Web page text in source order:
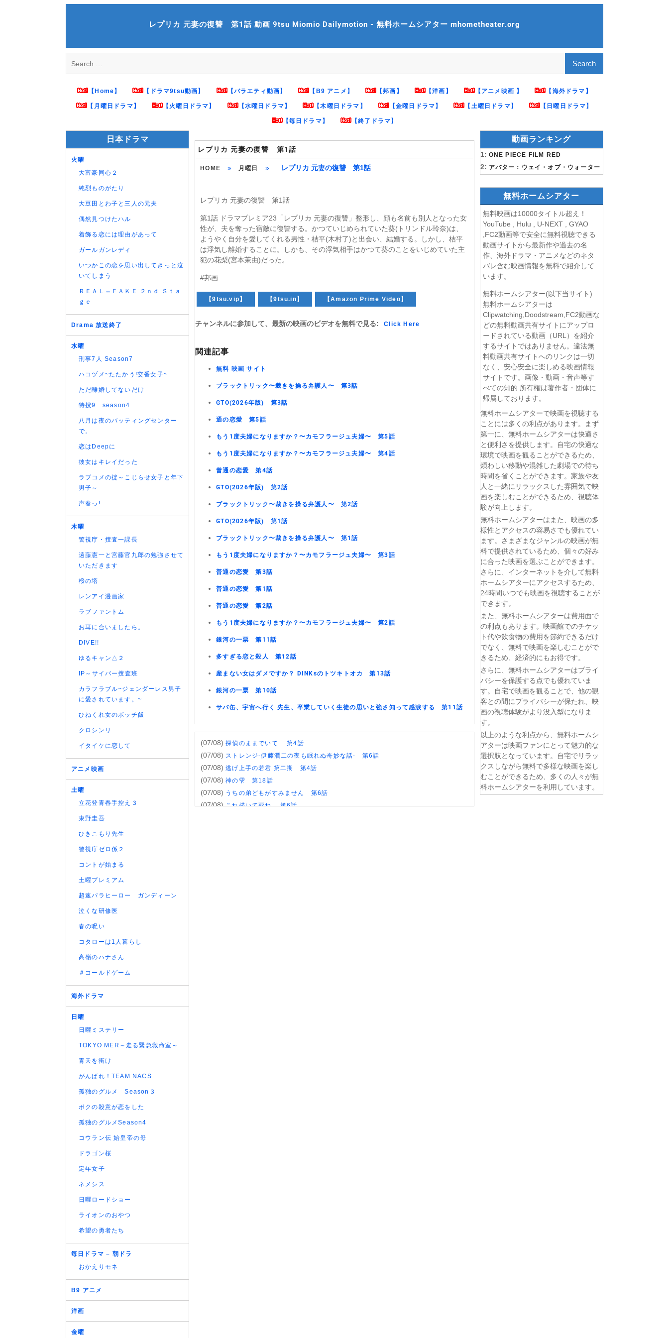
レプリカ 元妻の復讐 第1話 動画 9tsu Miomio Dailymotion - 無料ホームシアター mhometheater.org
for:
【Home】 【ドラマ9tsu動画】 【バラエティ動画】 【B9 アニメ】 【邦画】 【洋画】 【アニメ映画 】 【海外ドラマ】
【月曜日ドラマ】 【火曜日ドラマ】 【水曜日ドラマ】 【木曜日ドラマ】 【金曜日ドラマ】 【土曜日ドラマ】 【日曜日ドラマ】
【毎日ドラマ】 【終了ドラマ】
レプリカ 元妻の復讐 第1話
HOME » 月曜日 » レプリカ 元妻の復讐 第1話
レプリカ 元妻の復讐 第1話
第1話 ドラマプレミア23「レプリカ 元妻の復讐」整形し、顔も名前も別人となった女
性が、夫を奪った宿敵に復讐する。かつていじめられていた葵(トリンドル玲奈)は、
ようやく自分を愛してくれる男性・桔平(木村了)と出会い、結婚する。しかし、桔平
は浮気し離婚することに。しかも、その浮気相手はかつて葵のことをいじめていた主
犯の花梨(宮本茉由)だった。
#邦画
【9tsu.vip】 【9tsu.in】 【Amazon Prime Video】
チャンネルに参加して、最新の映画のビデオを無料で見る: Click Here
関連記事
無料 映画 サイト
ブラックトリック〜裁きを操る弁護人〜 第3話
GTO(2026年版) 第3話
通の恋愛 第5話
もう1度夫婦になりますか？〜カモフラージュ夫婦〜 第5話
もう1度夫婦になりますか？〜カモフラージュ夫婦〜 第4話
普通の恋愛 第4話
GTO(2026年版) 第2話
ブラックトリック〜裁きを操る弁護人〜 第2話
GTO(2026年版) 第1話
ブラックトリック〜裁きを操る弁護人〜 第1話
もう1度夫婦になりますか？〜カモフラージュ夫婦〜 第3話
普通の恋愛 第3話
普通の恋愛 第1話
普通の恋愛 第2話
もう1度夫婦になりますか？〜カモフラージュ夫婦〜 第2話
銀河の一票 第11話
多すぎる恋と殺人 第12話
産まない女はダメですか？ DINKsのトツキトオカ 第13話
銀河の一票 第10話
サバ缶、宇宙へ行く 先生、卒業していく生徒の思いと強さ知って感涙する 第11話
(07/08)探偵のままでいて 第4話
(07/08) ストレンジ-伊藤潤二の夜も眠れぬ奇妙な話- 第6話
(07/08)逃げ上手の若君 第二期 第4話
(07/08)神の雫 第18話
(07/08) うちの弟どもがすみません 第6話
(07/08)これ描いて死ね 第6話
動画ランキング
1: ONE PIECE FILM RED
2: アバター：ウェイ・オブ・ウォーター
無料ホームシアター
無料映画は10000タイトル超え！
YouTube , Hulu , U-NEXT , GYAO
,FC2動画等で安全に無料視聴できる
動画サイトから最新作や過去の名
作、海外ドラマ・アニメなどのネタ
バレ含む映画情報を無料で紹介して
います。
無料ホームシアター(以下当サイト)
無料ホームシアターは
Clipwatching,Doodstream,FC2動画な
どの無料動画共有サイトにアップロ
ードされている動画（URL）を紹介
するサイトではありません。違法無
料動画共有サイトへのリンクは一切
なく、安心安全に楽しめる映画情報
サイトです。画像・動画・音声等す
べての知的 所有権は著作者・団体に
帰属しております。
無料ホームシアターで映画を視聴する
ことには多くの利点があります。まず
第一に、無料ホームシアターは快適さ
と便利さを提供します。自宅の快適な
環境で映画を観ることができるため、
煩わしい移動や混雑した劇場での待ち
時間を省くことができます。家族や友
人と一緒にリラックスした雰囲気で映
画を楽しむことができるため、視聴体
験が向上します。
無料ホームシアターはまた、映画の多
様性とアクセスの容易さでも優れてい
ます。さまざまなジャンルの映画が無
料で提供されているため、個々の好み
に合った映画を選ぶことができます。
さらに、インターネットを介して無料
ホームシアターにアクセスするため、
24時間いつでも映画を視聴することが
できます。
また、無料ホームシアターは費用面で
の利点もあります。映画館でのチケッ
ト代や飲食物の費用を節約できるだけ
でなく、無料で映画を楽しむことがで
きるため、経済的にもお得です。
さらに、無料ホームシアターはプライ
バシーを保護する点でも優れていま
す。自宅で映画を観ることで、他の観
客との間にプライバシーが保たれ、映
画の視聴体験がより没入型になりま
す。
以上のような利点から、無料ホームシ
アターは映画ファンにとって魅力的な
選択肢となっています。自宅でリラッ
クスしながら無料で多様な映画を楽し
むことができるため、多くの人々が無
料ホームシアターを利用しています。
日本ドラマ
火曜
大富豪同心２
純烈ものがたり
大豆田とわ子と三人の元夫
偶然見つけたハル
着飾る恋には理由があって
ガールガンレディ
いつかこの恋を思い出してきっと泣
いてしまう
ＲＥＡＬ⇔ＦＡＫＥ ２ｎｄ Ｓｔａ
ｇｅ
Drama 放送終了
水曜
刑事7人 Season7
ハコヅメ~たたかう!交番女子~
ただ離婚してないだけ
特捜9 season4
八月は夜のバッティングセンター
で。
恋はDeepに
彼女はキレイだった
ラブコメの掟～こじらせ女子と年下
男子～
声春っ!
木曜
警視庁・捜査一課長
遠藤憲一と宮藤官九郎の勉強させて
いただきます
桜の塔
レンアイ漫画家
ラブファントム
お耳に合いましたら。
DIVE!!
ゆるキャン△２
IP～サイバー捜査班
カラフラブル~ジェンダーレス男子
に愛されています。~
ひねくれ女のボッチ飯
クロシンリ
イタイケに恋して
アニメ映画
土曜
立花登青春手控え３
東野圭吾
ひきこもり先生
警視庁ゼロ係２
コントが始まる
土曜プレミアム
超速パラヒーロー ガンディーン
泣くな研修医
春の呪い
コタローは1人暮らし
高嶺のハナさん
＃コールドゲーム
海外ドラマ
日曜
日曜ミステリー
TOKYO MER～走る緊急救命室～
青天を衝け
がんばれ！TEAM NACS
孤独のグルメ Season３
ボクの殺意が恋をした
孤独のグルメSeason4
コウラン伝 始皇帝の母
ドラゴン桜
定年女子
ネメシス
日曜ロードショー
ライオンのおやつ
希望の勇者たち
毎日ドラマ – 朝ドラ
おかえりモネ
B9 アニメ
洋画
金曜